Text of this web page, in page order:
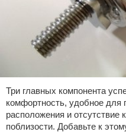
Три главных компонента
комфортность, удобное для
расположения и
поблизости. Добавьте к